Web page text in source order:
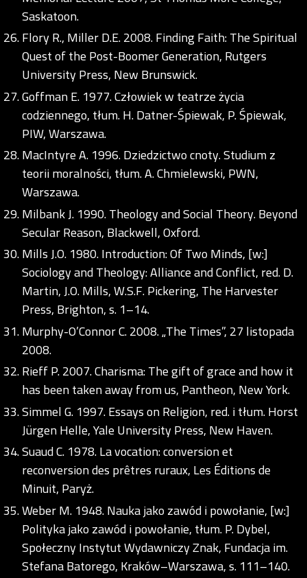
Saskatoon.
Flory R., Miller D.E. 2008. Finding Faith: The Spiritual
Quest of the Post-Boomer Generation, Rutgers
University Press, New Brunswick.
Goffman E. 1977. Człowiek w teatrze życia
codziennego, tłum. H. Datner-Śpiewak, P. Śpiewak,
PIW, Warszawa.
MacIntyre A. 1996. Dziedzictwo cnoty. Studium z
teorii moralności, tłum. A. Chmielewski, PWN,
Warszawa.
Milbank J. 1990. Theology and Social Theory. Beyond
Secular Reason, Blackwell, Oxford.
Mills J.O. 1980. Introduction: Of Two Minds, [w:]
Sociology and Theology: Alliance and Conflict, red. D.
Martin, J.O. Mills, W.S.F. Pickering, The Harvester
Press, Brighton, s. 1–14.
Murphy-O’Connor C. 2008. „The Times”, 27 listopada
2008.
Rieff P. 2007. Charisma: The gift of grace and how it
has been taken away from us, Pantheon, New York.
Simmel G. 1997. Essays on Religion, red. i tłum. Horst
Jürgen Helle, Yale University Press, New Haven.
Suaud C. 1978. La vocation: conversion et
reconversion des prêtres ruraux, Les Éditions de
Minuit, Paryż.
Weber M. 1948. Nauka jako zawód i powołanie, [w:]
Polityka jako zawód i powołanie, tłum. P. Dybel,
Społeczny Instytut Wydawniczy Znak, Fundacja im.
Stefana Batorego, Kraków–Warszawa, s. 111–140.